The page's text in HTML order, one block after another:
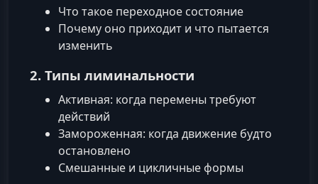
Что такое переходное состояние
Почему оно приходит и что пытается
изменить
2. Типы лиминальности
Активная: когда перемены требуют
действий
Замороженная: когда движение будто
остановлено
Смешанные и цикличные формы